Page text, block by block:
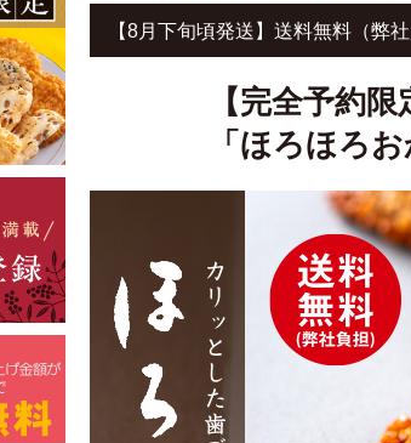
【8月下旬頃発送】送料無料（
【完全予約限
「ほろほろ